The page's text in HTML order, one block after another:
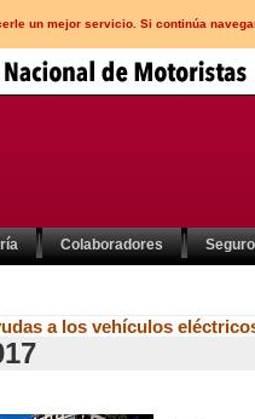
un mejor servicio. Si continúa
Colaboradores
a los vehículos